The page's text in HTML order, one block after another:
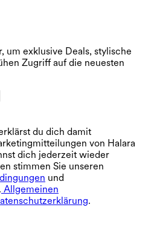
um exklusive Deals, stylische
Zugriff auf die neuesten
du dich damit
von Halara
dich jederzeit wieder
stimmen Sie unseren
und
Allgemeinen
.